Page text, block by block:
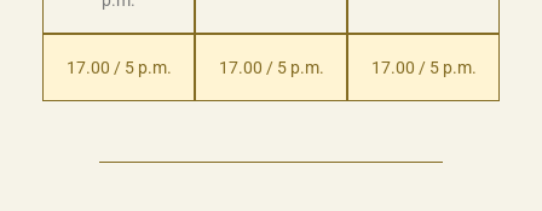
17.00 / 5 p.m. 17.00 / 5 p.m. 17.00 / 5 p.m.